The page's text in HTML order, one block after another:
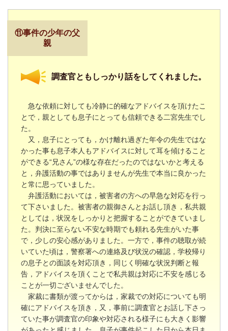
⑪事件の少年の父
親
調査官ともしっかり話をしてくれました。
急な依頼に対しても冷静に的確なアドバイスを頂けたこ
とで，親としても息子にとっても信頼できる二宮先生でし
た。
又，息子にとっても，かけ離れ過ぎた年令の先生ではな
かった事も息子本人もアドバイスに対して耳を傾けること
ができる“兄さん”の様な存在だったのではないかと考える
と，弁護活動の事ではありませんが先生で本当に良かった
と常に思っていました。
弁護活動においては，被害者の方への早急な対応を行っ
て下さいました。被害者の親御さんとお話し頂き，私共親
としては，状況をしっかりと把握することができていまし
た。判決に至らない不安な時期でも頼れる先生がいた事
で，少しの安心感がありました。一方で，事件の聴取が続
いていた頃は，警察署への連絡及び状況の確認，学校帰り
の息子との面談を対応頂き，同じく明確な状況判断と報
告，アドバイスを頂くことで私共親は対応に不安を感じる
ことが一切ございませんでした。
家裁に書類が渡ってからは，家裁での対応についても明
確にアドバイスを頂き，又，事前に調査官とお話し下さっ
ていた事が調査官の印象や対応される様子にも大きく影響